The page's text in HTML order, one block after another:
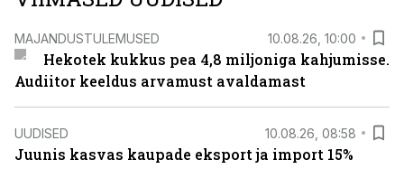
MAJANDUSTULEMUSED 10.08.26, 10:00
Hekotek kukkus pea 4,8 miljoniga kahjumisse.
Audiitor keeldus arvamust avaldamast
UUDISED 10.08.26, 08:58
Juunis kasvas kaupade eksport ja import 15%